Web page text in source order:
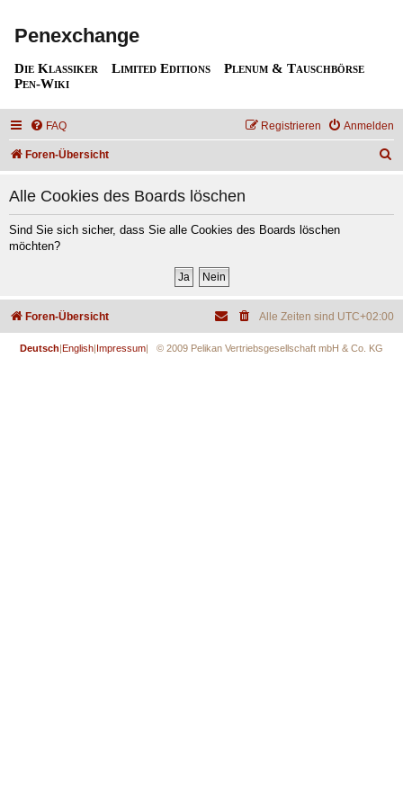
Penexchange
Die Klassiker Limited Editions
Plenum & Tauschbörse
Pen-Wiki
FAQ Anmelden
Registrieren
Foren-Übersicht
Alle Cookies des Boards löschen
Sind Sie sich sicher, dass Sie alle Cookies des Boards löschen
möchten?
Foren-Übersicht Alle Zeiten sind UTC+02:00
Deutsch|English|Impressum| © 2009 Pelikan Vertriebsgesellschaft mbH & Co. KG